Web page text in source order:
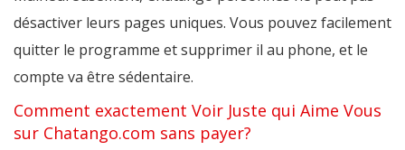
désactiver leurs pages uniques. Vous pouvez facilement
quitter le programme et supprimer il au phone, et le
compte va être sédentaire.
Comment exactement Voir Juste qui Aime Vous
sur Chatango.com sans payer?